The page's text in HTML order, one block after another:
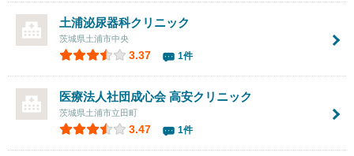
土浦泌尿器科クリニック
茨城県土浦市中央
3.37 1件
医療法人社団成心会高安クリニック
茨城県土浦市立田町
3.47 1件